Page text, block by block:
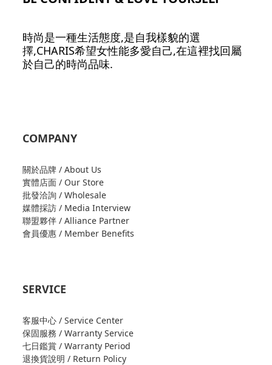
時尚是一種生活態度,是自我樣貌的選
擇,CHARIS希望女性能多愛自己,在這裡找回屬
於自己的時尚品味.
COMPANY
關於品牌 / About Us
實體店面 / Our Store
批發洽詢 / Wholesale
媒體採訪 / Media Interview
聯盟夥伴 / Alliance Partner
會員優惠 / Member Benefits
SERVICE
客服中心 / Service Center
保固服務 / Warranty Service
七日鑑賞 / Warranty Period
退換貨說明 / Return Policy